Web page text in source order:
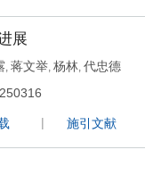
展
, 蒋文举, 杨林, 代忠德
施引文献